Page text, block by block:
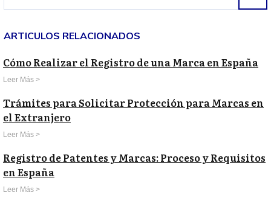
ARTICULOS RELACIONADOS
Cómo Realizar el Registro de una Marca en España
Leer Más >
Trámites para Solicitar Protección para Marcas en
el Extranjero
Leer Más >
Registro de Patentes y Marcas: Proceso y Requisitos
en España
Leer Más >